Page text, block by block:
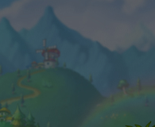
게임정보
직업소개
확률형 아이템
NEXON NOW